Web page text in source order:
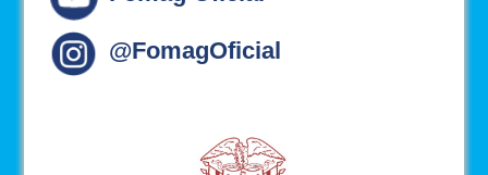
@FomagOficial